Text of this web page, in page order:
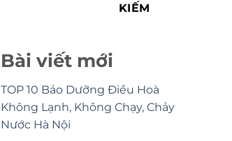
KIẾM
Bài viết mới
TOP 10 Bảo Dưỡng Điều Hoà
Không Lạnh, Không Chạy, Chảy
Nước Hà Nội